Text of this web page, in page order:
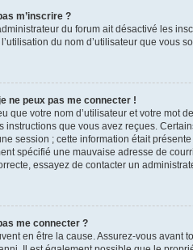
m’inscrire ?
du forum ait désactivé les
du nom d’utilisateur que vous
ne peux pas me connecter !
que votre nom d’utilisateur et votre mot
instructions que vous avez reçues.
session ; cette information était
spécifié une mauvaise adresse de
essayez de contacter un
me connecter ?
en être la cause. Assurez-vous avant